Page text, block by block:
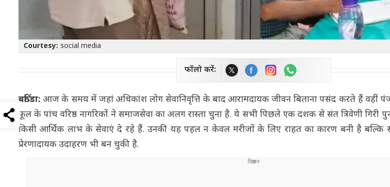
Courtesy: social media
फॉलो करें:
बठिंडा: आज के समय में जहां अधिकांश लोग सेवानिवृत्ति के बाद आरामदायक जीवन बिताना पसंद करते हैं वहीं
फूल के पांच वरिष्ठ नागरिकों ने समाजसेवा का अलग रास्ता चुना है. ये सभी पिछले एक दशक से संत त्रिवेणी गिरी
किसी आर्थिक लाभ के सेवाएं दे रहे हैं. उनकी यह पहल न केवल मरीजों के लिए राहत का कारण बनी है
प्रेरणादायक उदाहरण भी बन चुकी है.